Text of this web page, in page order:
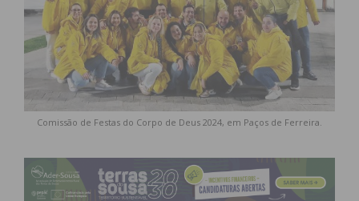
Comissão de Festas do Corpo de Deus 2024, em Paços de Ferreira.